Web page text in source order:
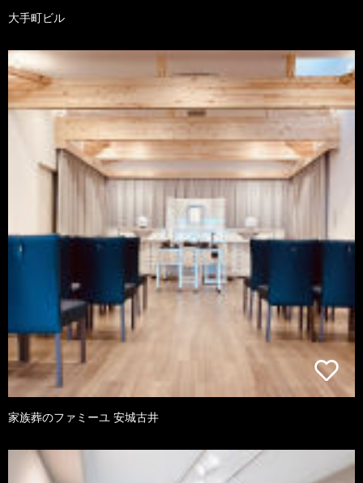
大手町ビル
家族葬のファミーユ 安城古井